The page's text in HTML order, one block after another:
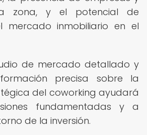
zona, y el potencial de
mercado inmobiliario en el
de mercado detallado y
precisa sobre la
del coworking ayudará
fundamentadas y a
de la inversión.